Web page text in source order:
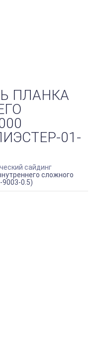
ПЛАНКА
01-
сайдинг
сложного
9003-0.5)